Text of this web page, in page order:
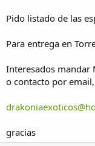
Pido listado de las
Para entrega en
Interesados mandar
o contacto por email,
gracias